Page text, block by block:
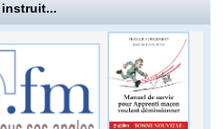
instruit...